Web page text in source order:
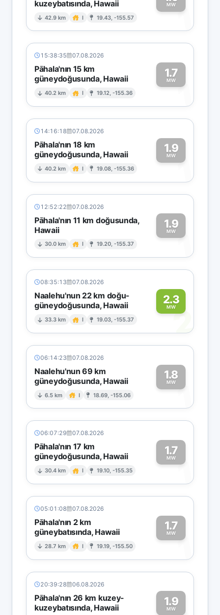
kuzeybatısında, Hawaii
42.9 km I 19.43, -155.57
MW1
15:38:35 07.08.2026
Pāhala'nın 15 km
güneydoğusunda, Hawaii
40.2 km I 19.12, -155.36
1.7
MW1
14:16:18 07.08.2026
Pāhala'nın 18 km
güneydoğusunda, Hawaii
40.2 km I 19.08, -155.36
1.9
MW1
12:52:22 07.08.2026
Pāhala'nın 11 km doğusunda,
Hawaii
30.0 km I 19.20, -155.37
1.9
MW1
08:35:13 07.08.2026
Naalehu'nun 22 km doğu-
güneydoğusunda, Hawaii
33.3 km I 19.03, -155.37
2.3
MW2
06:14:23 07.08.2026
Naalehu'nun 69 km
güneydoğusunda, Hawaii
6.5 km I 18.69, -155.06
1.8
MW1
06:07:29 07.08.2026
Pāhala'nın 17 km
güneydoğusunda, Hawaii
30.4 km I 19.10, -155.35
1.7
MW1
05:01:08 07.08.2026
Pāhala'nın 2 km
güneybatısında, Hawaii
28.7 km I 19.19, -155.50
1.7
MW1
20:39:28 06.08.2026
Pāhala'nın 26 km kuzey-
kuzeybatısında, Hawaii
1.9
MW